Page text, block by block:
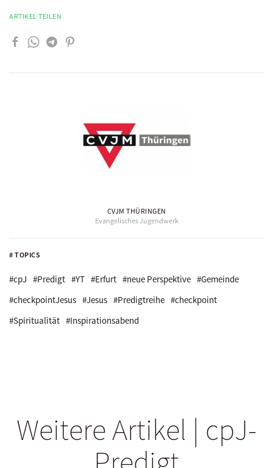
# TOPICS
#cpJ #Predigt #YT #Erfurt #neue Perspektive #Gemeinde
#checkpointJesus #Jesus #Predigtreihe #checkpoint
#Spiritualität #Inspirationsabend
ARTIKEL TEILEN
CVJM THÜRINGEN
Evangelisches Jugendwerk
Weitere Artikel | cpJ-